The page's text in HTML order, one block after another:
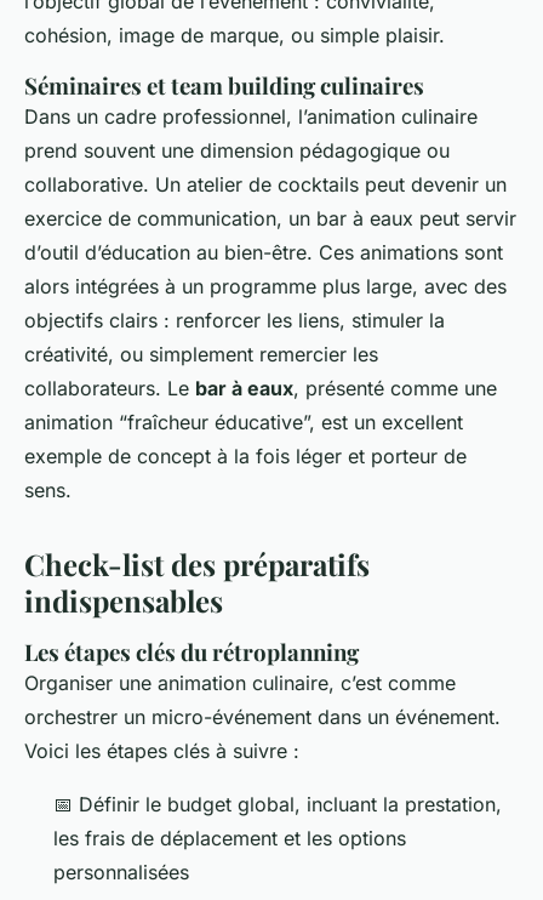
cohésion, image de marque, ou simple plaisir.
Séminaires et team building culinaires
Dans un cadre professionnel, l’animation culinaire
prend souvent une dimension pédagogique ou
collaborative. Un atelier de cocktails peut devenir un
exercice de communication, un bar à eaux peut servir
d’outil d’éducation au bien-être. Ces animations sont
alors intégrées à un programme plus large, avec des
objectifs clairs : renforcer les liens, stimuler la
créativité, ou simplement remercier les
collaborateurs. Le bar à eaux, présenté comme une
animation “fraîcheur éducative”, est un excellent
exemple de concept à la fois léger et porteur de
sens.
Check-list des préparatifs
indispensables
Les étapes clés du rétroplanning
Organiser une animation culinaire, c’est comme
orchestrer un micro-événement dans un événement.
Voici les étapes clés à suivre :
📅 Définir le budget global, incluant la prestation,
les frais de déplacement et les options
personnalisées